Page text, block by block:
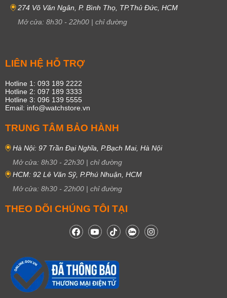
274 Võ Văn Ngân, P. Bình Thọ, TP.Thủ Đức, HCM
Mở cửa: 8h30 - 22h00 | chỉ đường
LIÊN HỆ HỖ TRỢ
Hotline 1: 093 189 2222
Hotline 2: 097 189 3333
Hotline 3: 096 139 5555
Email: info@watchstore.vn
TRUNG TÂM BẢO HÀNH
Hà Nội: 97 Trần Đại Nghĩa, P.Bạch Mai, Hà Nội
Mở cửa: 8h30 - 22h30 | chỉ đường
HCM: 92 Lê Văn Sỹ, P.Phú Nhuận, HCM
Mở cửa: 8h30 - 22h00 | chỉ đường
THEO DÕI CHÚNG TÔI TẠI